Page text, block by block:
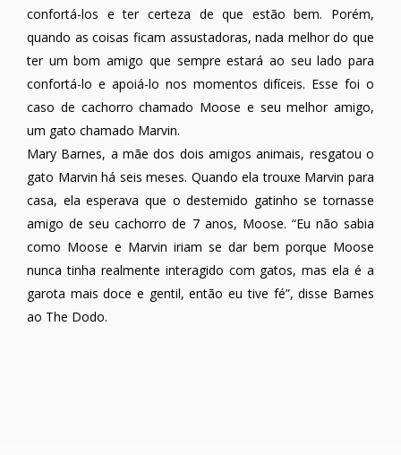
confortá-los e ter certeza de que estão bem. Porém,
quando as coisas ficam assustadoras, nada melhor do que
ter um bom amigo que sempre estará ao seu lado para
confortá-lo e apoiá-lo nos momentos difíceis. Esse foi o
caso de cachorro chamado Moose e seu melhor amigo,
um gato chamado Marvin.
Mary Barnes, a mãe dos dois amigos animais, resgatou o
gato Marvin há seis meses. Quando ela trouxe Marvin para
casa, ela esperava que o destemido gatinho se tornasse
amigo de seu cachorro de 7 anos, Moose. “Eu não sabia
como Moose e Marvin iriam se dar bem porque Moose
nunca tinha realmente interagido com gatos, mas ela é a
garota mais doce e gentil, então eu tive fé”, disse Barnes
ao The Dodo.